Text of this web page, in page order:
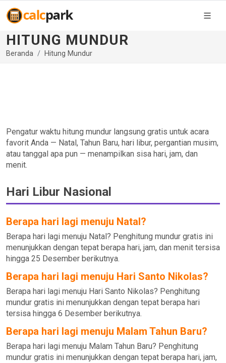
HITUNG MUNDUR
Beranda Hitung Mundur
Pengatur waktu hitung mundur langsung gratis untuk acara
favorit Anda — Natal, Tahun Baru, hari libur, pergantian musim,
atau tanggal apa pun — menampilkan sisa hari, jam, dan
menit.
Hari Libur Nasional
Berapa hari lagi menuju Natal?
Berapa hari lagi menuju Natal? Penghitung mundur gratis ini
menunjukkan dengan tepat berapa hari, jam, dan menit tersisa
hingga 25 Desember berikutnya.
Berapa hari lagi menuju Hari Santo Nikolas?
Berapa hari lagi menuju Hari Santo Nikolas? Penghitung
mundur gratis ini menunjukkan dengan tepat berapa hari
tersisa hingga 6 Desember berikutnya.
Berapa hari lagi menuju Malam Tahun Baru?
Berapa hari lagi menuju Malam Tahun Baru? Penghitung
mundur gratis ini menunjukkan dengan tepat berapa hari, jam,